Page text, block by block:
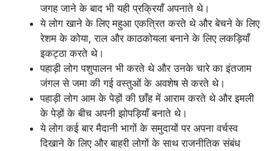
जगह जाने के बाद भी यही प्रक्रियाँ अपनाते थे।
ये लोग खाने के लिए महुआ एकत्रित करते थे और बेचने के लिए
रेशम के कोया, राल और काठकोयला बनाने के लिए लकड़ियाँ
इकट्ठा करते थे।
पहाड़ी लोग पशुपालन भी करते थे और उनके चारे का इंतजाम
जंगल से जमा की गई वस्तुओं के अवशेष से करते थे।
पहाड़ी लोग आम के पेड़ों की छाँह में आराम करते थे और इमली
के पेड़ों के बीच अपनी झोपड़ियाँ बनाते थे।
ये लोग कई बार मैदानी भागों के समुदायों पर अपना वर्चस्व
दिखाने के लिए और बाहरी लोगों के साथ राजनीतिक संबंध